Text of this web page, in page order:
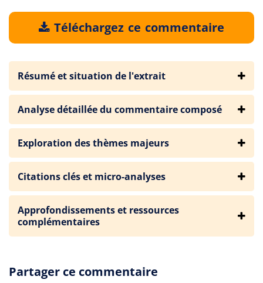
Téléchargez ce commentaire
Résumé et situation de l'extrait
Analyse détaillée du commentaire composé
Exploration des thèmes majeurs
Citations clés et micro-analyses
Approfondissements et ressources
complémentaires
Partager ce commentaire